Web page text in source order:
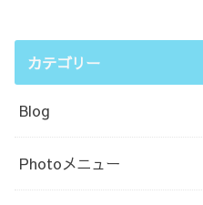
カテゴリー
Blog
Photoメニュー